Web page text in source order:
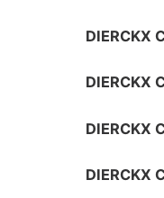
DIERCKX
DIERCKX
DIERCKX
DIERCKX